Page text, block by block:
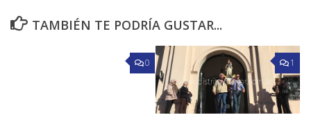
TAMBIÉN TE PODRÍA GUSTAR...
0 1